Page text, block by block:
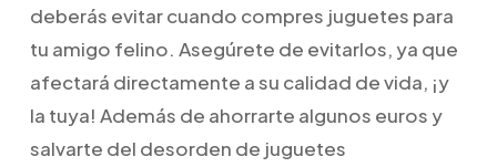
deberás evitar cuando compres juguetes para
tu amigo felino. Asegúrete de evitarlos, ya que
afectará directamente a su calidad de vida, ¡y
la tuya! Además de ahorrarte algunos euros y
salvarte del desorden de juguetes